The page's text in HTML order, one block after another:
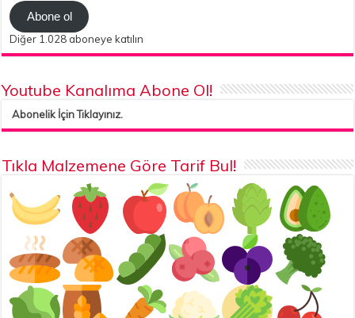
Abone ol
Diğer 1.028 aboneye katılın
Youtube Kanalıma Abone Ol!
Abonelik İçin Tıklayınız.
Tıkla Malzemene Göre Tarif Bul!